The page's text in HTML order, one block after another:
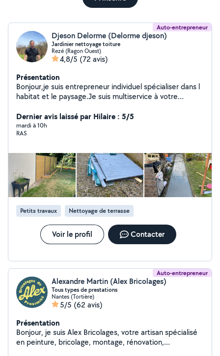
Auto-entrepreneur
Djeson Delorme (Delorme djeson)
Jardinier nettoyage toiture
Rezé (Ragon Ouest)
4,8/5 (72 avis)
Présentation
Bonjour,je suis entrepreneur individuel spécialiser dans l
habitat et le paysage.Je suis multiservice à votre
uniquement avec des produits professionnel de qualités
pour le nettoyage de toiture,façade,muret,dallage et j
entretien tout votre jardin,tonte de pelouse,taille de
Dernier avis laissé par Hilaire : 5/5
mardi à 10h
RAS
Petits travaux Nettoyage de terrasse
Voir le profil Contacter
Auto-entrepreneur
Alexandre Martin (Alex Bricolages)
Tous types de prestations
Nantes (Tortière)
5/5 (62 avis)
Présentation
Bonjour, je suis Alex Bricolages, votre artisan spécialisé
en peinture, bricolage, montage, rénovation,